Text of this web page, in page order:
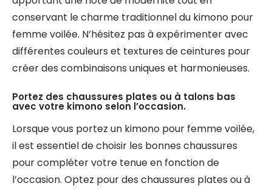
conservant le charme traditionnel du kimono pour
femme voilée. N’hésitez pas à expérimenter avec
différentes couleurs et textures de ceintures pour
créer des combinaisons uniques et harmonieuses.
Portez des chaussures plates ou à talons bas
avec votre kimono selon l’occasion.
Lorsque vous portez un kimono pour femme voilée,
il est essentiel de choisir les bonnes chaussures
pour compléter votre tenue en fonction de
l’occasion. Optez pour des chaussures plates ou à